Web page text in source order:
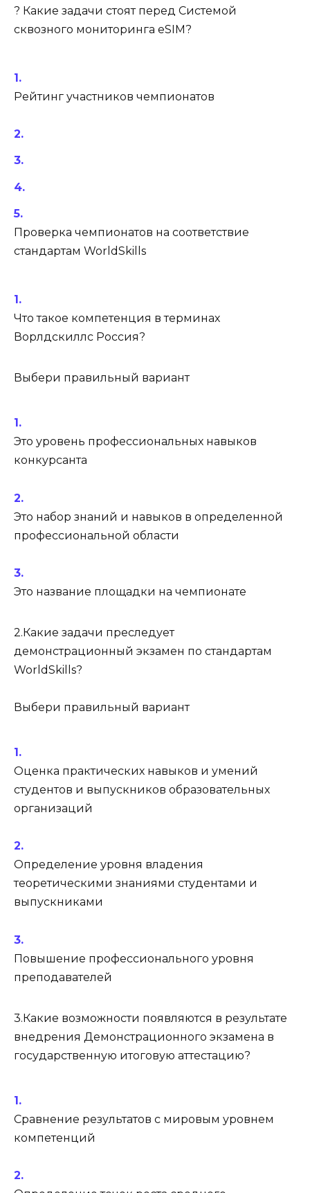
? Какие задачи стоят перед Системой
сквозного мониторинга eSIM?
Рейтинг участников чемпионатов
Проверка чемпионатов на соответствие
стандартам WorldSkills
Что такое компетенция в терминах
Ворлдскиллс Россия?
Выбери правильный вариант
Это уровень профессиональных навыков
конкурсанта
Это набор знаний и навыков в определенной
профессиональной области
Это название площадки на чемпионате
2.Какие задачи преследует
демонстрационный экзамен по стандартам
WorldSkills?
Выбери правильный вариант
Оценка практических навыков и умений
студентов и выпускников образовательных
организаций
Определение уровня владения
теоретическими знаниями студентами и
выпускниками
Повышение профессионального уровня
преподавателей
3.Какие возможности появляются в результате
внедрения Демонстрационного экзамена в
государственную итоговую аттестацию?
Сравнение результатов с мировым уровнем
компетенций